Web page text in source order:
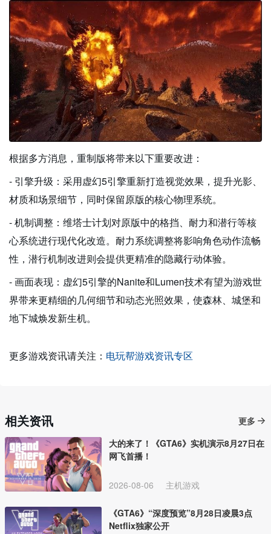
根据多方消息，重制版将带来以下重要改进：
- 引擎升级：采用虚幻5引擎重新打造视觉效果，提升光影、
材质和场景细节，同时保留原版的核心物理系统。
- 机制调整：维塔士计划对原版中的格挡、耐力和潜行等核
心系统进行现代化改造。耐力系统调整将影响角色动作流畅
性，潜行机制改进则会提供更精准的隐藏行动体验。
- 画面表现：虚幻5引擎的Nanite和Lumen技术有望为游戏世
界带来更精细的几何细节和动态光照效果，使森林、城堡和
地下城焕发新生机。
更多游戏资讯请关注： 电玩帮游戏资讯专区
相关资讯
更多
大的来了！《GTA6》实机演示8月27日在
网飞首播！
2026-08-06 主机游戏
《GTA6》“深度预览”8月28日凌晨3点
Netflix独家公开